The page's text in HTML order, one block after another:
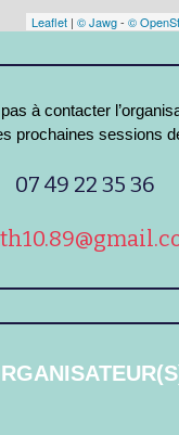
Leaflet | © Jawg- ©
à contacter
prochaines sessions
07 49 22 35 36